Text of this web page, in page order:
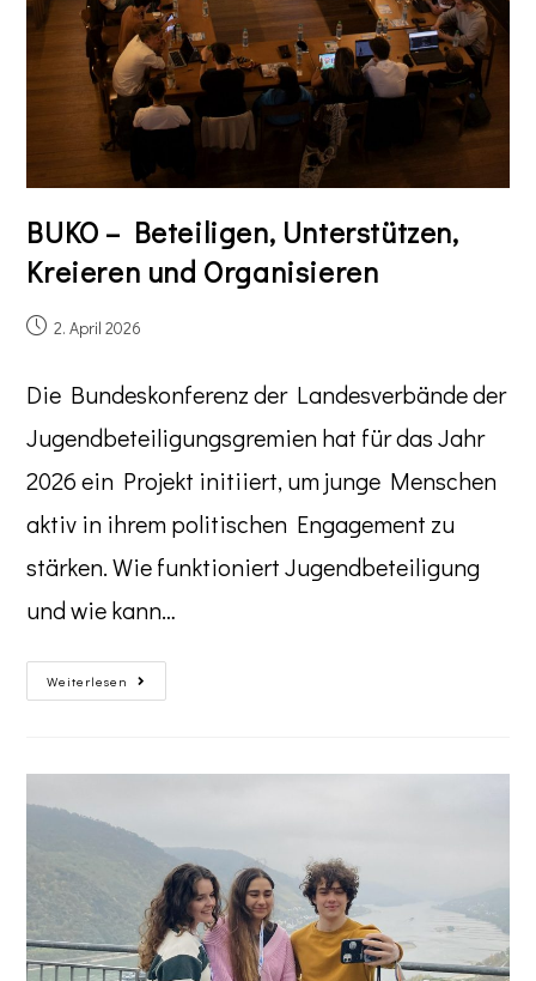
BUKO – Beteiligen, Unterstützen,
Kreieren und Organisieren
2. April 2026
Die Bundeskonferenz der Landesverbände der
Jugendbeteiligungsgremien hat für das Jahr
2026 ein Projekt initiiert, um junge Menschen
aktiv in ihrem politischen Engagement zu
stärken. Wie funktioniert Jugendbeteiligung
und wie kann…
Weiterlesen